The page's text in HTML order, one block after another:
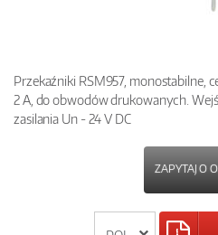
Przekaźniki RSM957, monostabilne,
2 A, do obwodów drukowanych.
zasilania Un - 24 V DC
ZAPYTAJ O